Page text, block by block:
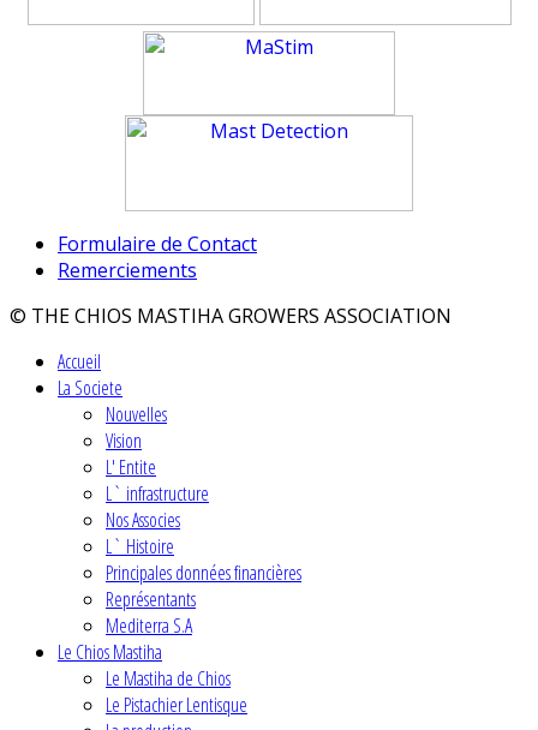
Formulaire de Contact
Remerciements
© THE CHIOS MASTIHA GROWERS ASSOCIATION
Accueil
La Societe
Nouvelles
Vision
L' Entite
L` infrastructure
Nos Associes
L` Histoire
Principales données financières
Représentants
Mediterra S.A
Le Chios Mastiha
Le Mastiha de Chios
Le Pistachier Lentisque